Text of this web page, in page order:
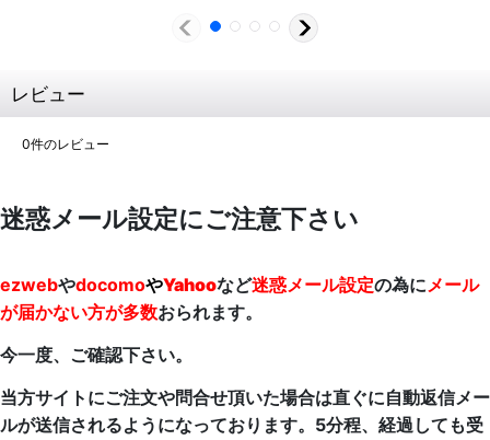
レビュー
0件のレビュー
迷惑メール設定にご注意下さい
ezwebやdocomoやYahooなど迷惑メール設定の為に メール
が届かない方が多数おられます。
今一度、ご確認下さい。
当方サイトにご注文や問合せ頂いた場合は直ぐに自動返信メー
ルが送信されるようになっております。5分程、経過しても受